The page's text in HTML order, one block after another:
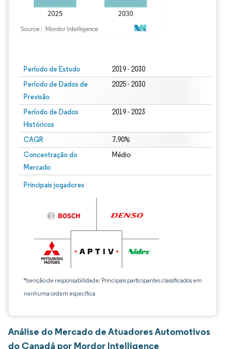
Período de Estudo 2019 - 2030
Período de Dados de
Previsão
2025 - 2030
Período de Dados
Históricos
2019 - 2023
CAGR 7.90%
Concentração do
Mercado
Médio
Principais jogadores
*Isenção de responsabilidade: Principais participantes classificados em
nenhuma ordem específica
Análise do Mercado de Atuadores Automotivos
do Canadá por Mordor Intelligence